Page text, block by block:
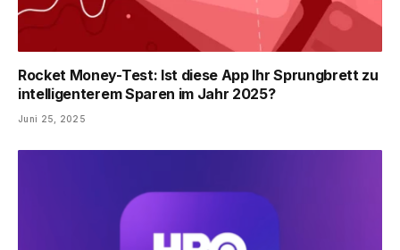
Rocket Money-Test: Ist diese App Ihr ​​Sprungbrett zu
intelligenterem Sparen im Jahr 2025?
Juni 25, 2025